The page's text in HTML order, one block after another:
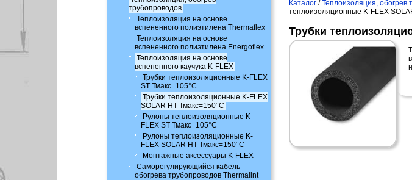
трубопроводов
Теплоизоляция на основе
вспененного полиэтилена Thermaflex
Теплоизоляция на основе
вспененного полиэтилена Energoflex
Теплоизоляция на основе
вспененного каучука K-FLEX
Трубки теплоизоляционные K-FLEX
ST Тмакс=105°C
Трубки теплоизоляционные K-FLEX
SOLAR HT Тмакс=150°C
Рулоны теплоизоляционные K-
FLEX ST Тмакс=105°C
Рулоны теплоизоляционные K-
FLEX SOLAR HT Тмакс=150°C
Монтажные аксессуары K-FLEX
Саморегулирующийся кабель
обогрева трубопроводов Thermalint
Каталог /Теплоизоляция, обогрев
теплоизоляционные K-FLEX
Трубки